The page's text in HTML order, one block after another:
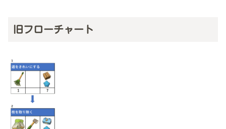
旧フローチャート